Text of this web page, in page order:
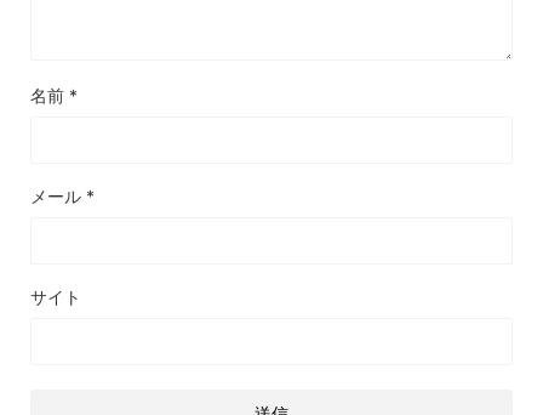
名前 *
メール *
サイト